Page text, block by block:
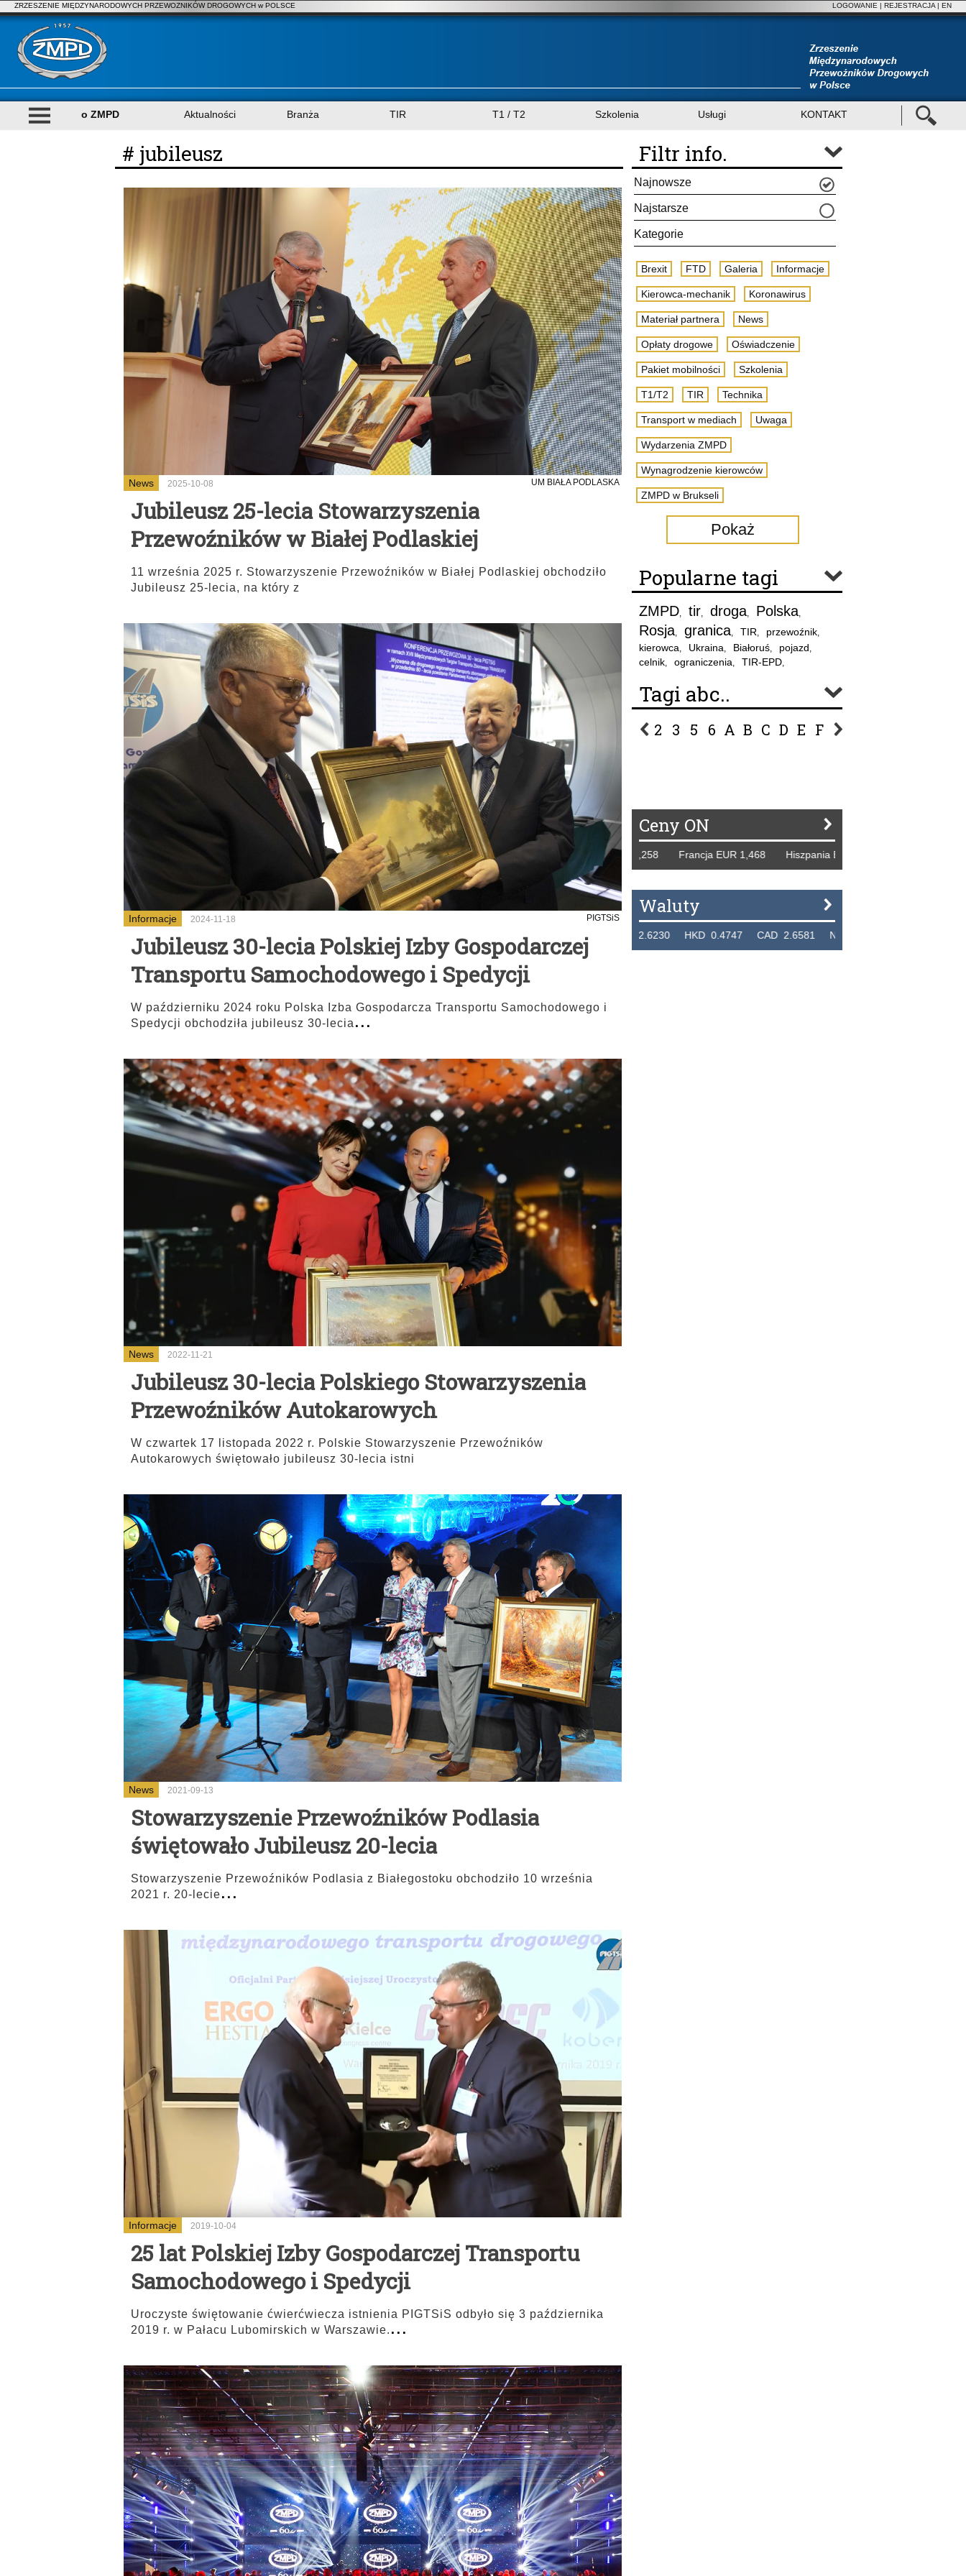
ZRZESZENIE MIĘDZYNARODOWYCH PRZEWOZNIKÓW DROGOWYCH w POLSCE LOGOWANIE | REJESTRACJA | EN
o ZMPD Aktualności Branża TIR T1 / T2 Szkolenia Usługi KONTAKT
# jubileusz
News 2025-10-08 UM BIAŁA PODLASKA
Jubileusz 25-lecia Stowarzyszenia
Przewoźników w Białej Podlaskiej
11 września 2025 r. Stowarzyszenie Przewoźników w Białej Podlaskiej obchodziło
Jubileusz 25-lecia, na który z
Informacje 2024-11-18 PIGTSiS
Jubileusz 30-lecia Polskiej Izby Gospodarczej
Transportu Samochodowego i Spedycji
W październiku 2024 roku Polska Izba Gospodarcza Transportu Samochodowego i
Spedycji obchodziła jubileusz 30-lecia ...
News 2022-11-21
Jubileusz 30-lecia Polskiego Stowarzyszenia
Przewoźników Autokarowych
W czwartek 17 listopada 2022 r. Polskie Stowarzyszenie Przewoźników
Autokarowych świętowało jubileusz 30-lecia istni
News 2021-09-13
Stowarzyszenie Przewoźników Podlasia
świętowało Jubileusz 20-lecia
Stowarzyszenie Przewoźników Podlasia z Białegostoku obchodziło 10 września
2021 r. 20-lecie...
Informacje 2019-10-04
25 lat Polskiej Izby Gospodarczej Transportu
Samochodowego i Spedycji
Uroczyste świętowanie ćwierćwiecza istnienia PIGTSiS odbyło się 3 października
2019 r. w Pałacu Lubomirskich w Warszawie....
Filtr info.
Najnowsze
Najstarsze
Kategorie
Brexit FTD Galeria Informacje
Kierowca-mechanik Koronawirus
Materiał partnera News
Opłaty drogowe Oświadczenie
Pakiet mobilności Szkolenia
T1/T2 TIR Technika
Transport w mediach Uwaga
Wydarzenia ZMPD
Wynagrodzenie kierowców
ZMPD w Brukseli
Pokaż
Popularne tagi
ZMPD, tir, droga, Polska,
Rosja, granica, TIR, przewoźnik,
kierowca, Ukraina, Białoruś, pojazd,
celnik, ograniczenia, TIR-EPD,
Tagi abc..
2 3 5 6 A B C D E F G
Ceny ON
Tydzień 42/2019 r. Niemcy EUR 1,258 Francja EUR 1,468 Hiszpania EUR 1,229 WB GBP 1,318
Waluty
THB 0.1126 USD 3.7236 AUD 2.6230 HKD 0.4747 CAD 2.6581 NZD 2.1889 SGD 2.9048